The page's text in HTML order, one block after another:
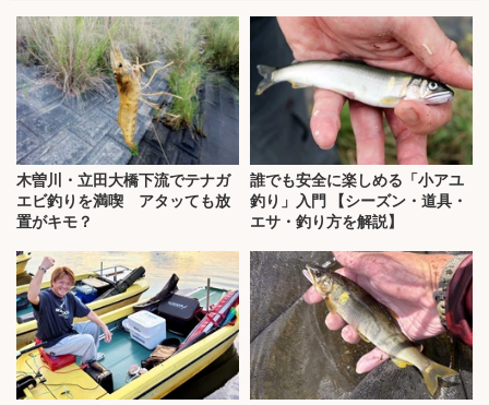
木曽川・立田大橋下流でテナガ
エビ釣りを満喫 アタッても放
置がキモ？
誰でも安全に楽しめる「小アユ
釣り」入門 【シーズン・道具・
エサ・釣り方を解説】